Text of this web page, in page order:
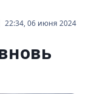
22:34, 06 июня 2024